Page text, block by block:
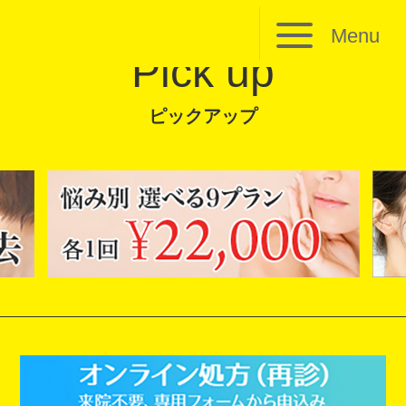
Menu
Pick up
ピックアップ